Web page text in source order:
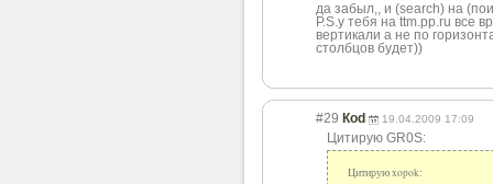
да забыл,, и (search) на
P.S.у тебя на ttm.pp.ru все
вертикали а не по
столбцов будет))
#29 Коd 19.04.2009 17:09
Цитирую GR0S:
Цитирую xopok: